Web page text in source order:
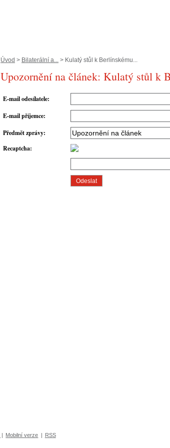
Úvod > Bilaterální a... > Kulatý stůl k Berlínskému...
Upozornění na článek: Kulatý stůl k
E-mail odesílatele:
E-mail příjemce:
Předmět zprávy:
Recaptcha:
| Mobilní verze | RSS